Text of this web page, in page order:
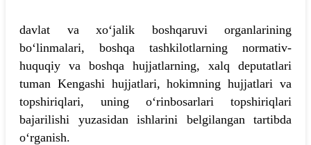
davlat va xo‘jalik boshqaruvi organlarining
bo‘linmalari, boshqa tashkilotlarning normativ-
huquqiy va boshqa hujjatlarning, xalq deputatlari
tuman Kengashi hujjatlari, hokimning hujjatlari va
topshiriqlari, uning o‘rinbosarlari topshiriqlari
bajarilishi yuzasidan ishlarini belgilangan tartibda
o‘rganish.